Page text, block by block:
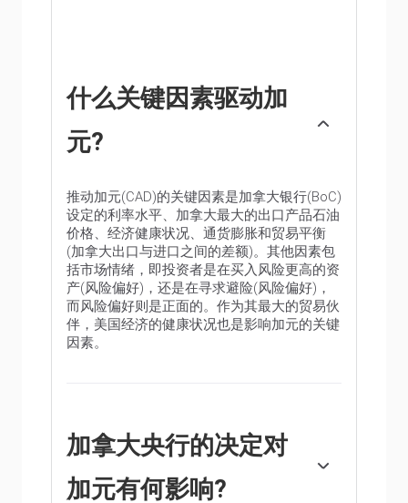
什么关键因素驱动加
元?
推动加元(CAD)的关键因素是加拿大银行(BoC)
设定的利率水平、加拿大最大的出口产品石油
价格、经济健康状况、通货膨胀和贸易平衡
(加拿大出口与进口之间的差额)。其他因素包
括市场情绪，即投资者是在买入风险更高的资
产(风险偏好)，还是在寻求避险(风险偏好)，
而风险偏好则是正面的。作为其最大的贸易伙
伴，美国经济的健康状况也是影响加元的关键
因素。
加拿大央行的决定对
加元有何影响?